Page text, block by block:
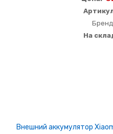
На
Внешний аккумулятор